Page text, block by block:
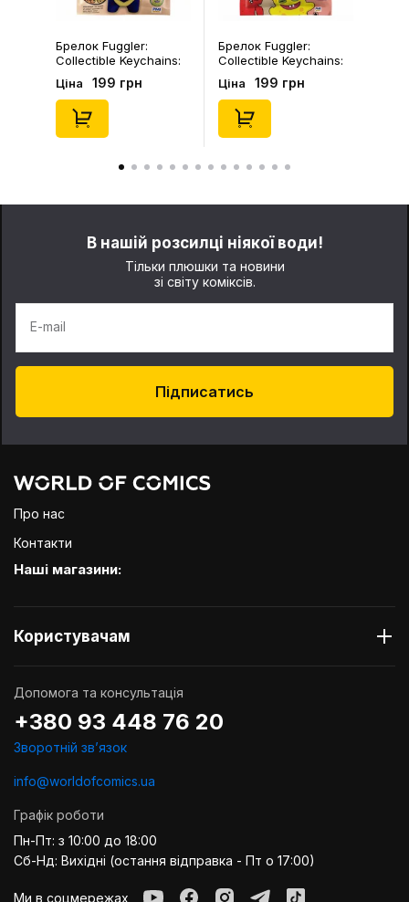
Брелок Fuggler:
Collectible Keychains:
Gold Edition: Series 3
(Blind Box: 1 з 24),
(11550)
Ціна 199 грн
Брелок Fuggler:
Collectible Keychains:
Series 2 (Blind Box: 1 з
46), (15475)
Ціна 199 грн
В нашій розсилці ніякої води!
Тільки плюшки та новини
зі світу коміксів.
E-mail
Підписатись
Про нас
Контакти
Наші магазини:
Користувачам
Допомога та консультація
+380 93 448 76 20
Зворотній звʼязок
info@worldofcomics.ua
Графік роботи
Пн-Пт: з 10:00 до 18:00
Сб-Нд: Вихідні (остання відправка - Пт о 17:00)
Ми в соцмережах